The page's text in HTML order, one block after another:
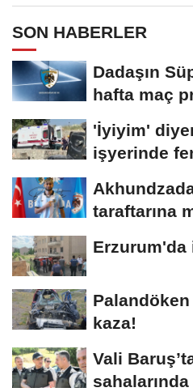
SON HABERLER
Dadaşın
hafta maç
'İyiyim'
işyerinde
taraftarına
kaza!
Vali